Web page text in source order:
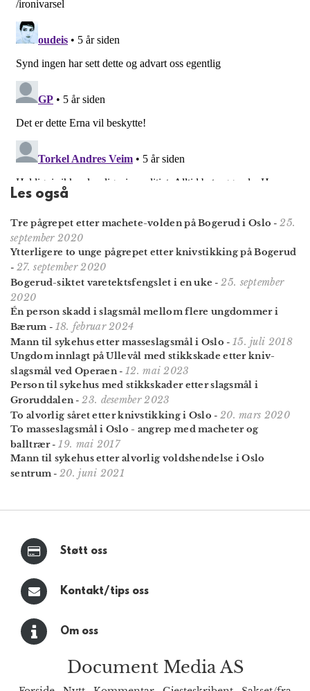
Les også
Tre pågrepet etter machete-volden på Bogerud i Oslo - 25.
september 2020
Ytterligere to unge pågrepet etter knivstikking på Bogerud
- 27. september 2020
Bogerud-siktet varetektsfengslet i en uke - 25. september
2020
Én person skadd i slagsmål mellom flere ungdommer i
Bærum - 18. februar 2024
Mann til sykehus etter masseslagsmål i Oslo - 15. juli 2018
Ungdom innlagt på Ullevål med stikk­skade etter kniv­
slagsmål ved Operaen - 12. mai 2023
Person til sykehus med stikkskader etter slagsmål i
Groruddalen - 23. desember 2023
To alvorlig såret etter knivstikking i Oslo - 20. mars 2020
To masseslagsmål i Oslo - angrep med macheter og
balltrær- 19. mai 2017
Mann til sykehus etter alvorlig voldshendelse i Oslo
sentrum - 20. juni 2021
Støtt oss
Kontakt/tips oss
Om oss
Document Media AS